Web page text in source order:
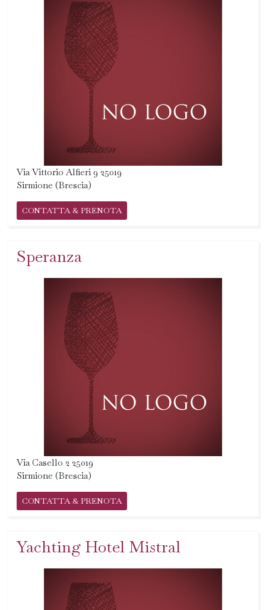
Via Vittorio Alfieri 9 25019
Sirmione (Brescia)
CONTATTA & PRENOTA
Speranza
Via Casello 2 25019
Sirmione (Brescia)
CONTATTA & PRENOTA
Yachting Hotel Mistral